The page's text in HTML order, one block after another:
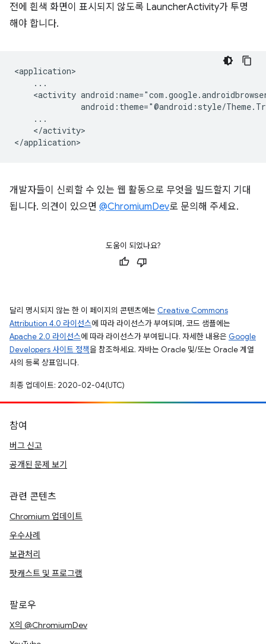
전에 흰색 화면이 표시되지 않도록 LauncherActivity가 투명
해야 합니다.
<activity
</activity>
개발자들이 신뢰할 수 있는 웹 활동으로 무엇을 빌드할지 기대
됩니다. 의견이 있으면 @ChromiumDev로 문의해 주세요.
도움이 되었나요?
달리 명시되지 않는 한 이 페이지의 콘텐츠에는 Creative Commons
Attribution 4.0 라이선스에 따라 라이선스가 부여되며, 코드 샘플에는
Apache 2.0 라이선스에 따라 라이선스가 부여됩니다. 자세한 내용은 Google
Developers 사이트 정책을 참조하세요. 자바는 Oracle 및/또는 Oracle 계열
사의 등록 상표입니다.
최종 업데이트: 2020-02-04(UTC)
참여
버그 신고
공개된 문제 보기
관련 콘텐츠
Chromium 업데이트
우수사례
보관처리
팟캐스트 및 프로그램
팔로우
X의 @ChromiumDev